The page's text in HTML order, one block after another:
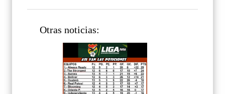
Otras noticias: